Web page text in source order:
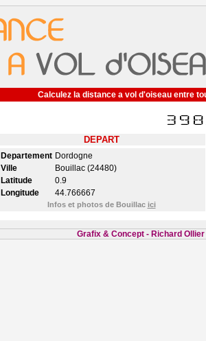
Calculez la distance a vol d'oiseau entre
DEPART
Departement Dordogne
Ville
Bouillac (24480)
Latitude
0.9
Longitude
44.766667
Infos et photos de Bouillac ici
Grafix & Concept - Richard Ollier